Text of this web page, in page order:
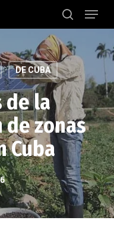
search
Menu
DE CUBA
de la
zonas
Cuba